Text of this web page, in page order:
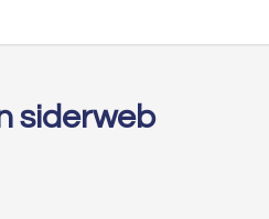
siderweb